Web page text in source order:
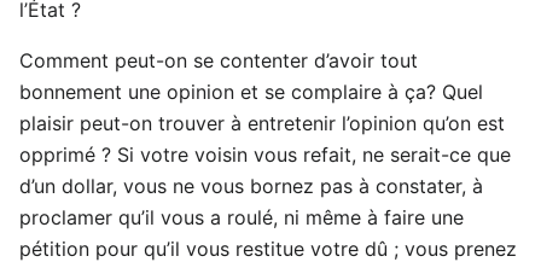
l’État ?
Comment peut-on se contenter d’avoir tout
bonnement une opinion et se complaire à ça? Quel
plaisir peut-on trouver à entretenir l’opinion qu’on est
opprimé ? Si votre voisin vous refait, ne serait-ce que
d’un dollar, vous ne vous bornez pas à constater, à
proclamer qu’il vous a roulé, ni même à faire une
pétition pour qu’il vous restitue votre dû ; vous prenez